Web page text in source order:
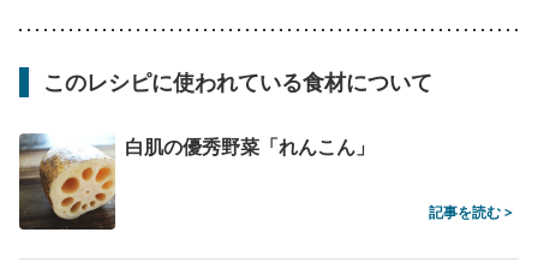
このレシピに使われている食材について
白肌の優秀野菜「れんこん」
記事を読む >